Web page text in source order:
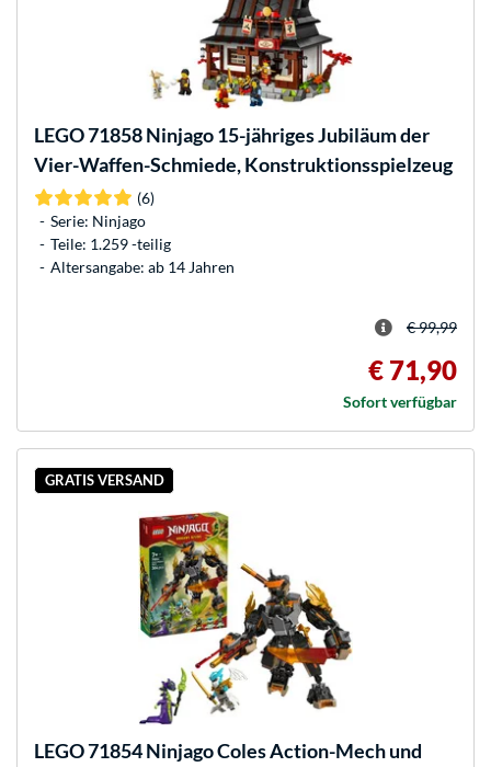
LEGO71858 Ninjago 15-jähriges Jubiläum der
Vier-Waffen-Schmiede, Konstruktionsspielzeug
(6)
Serie: Ninjago
Teile: 1.259 -teilig
Altersangabe: ab 14 Jahren
€ 99,99
€ 71,90
Sofort verfügbar
GRATIS VERSAND
LEGO71854 Ninjago Coles Action-Mech und